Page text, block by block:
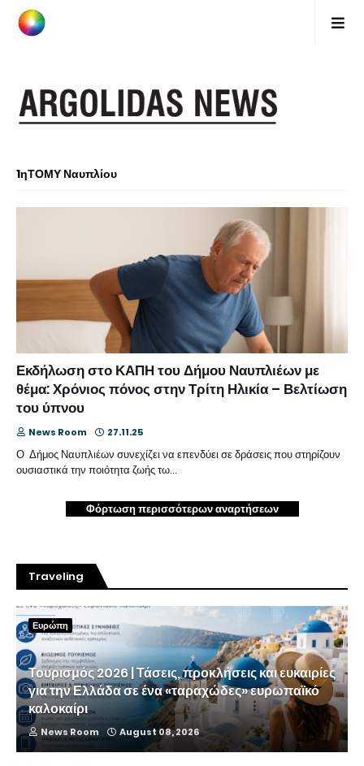
1ηΤΟΜΥ Ναυπλίου
Εκδήλωση στο ΚΑΠΗ του Δήμου Ναυπλιέων με
θέμα: Χρόνιος πόνος στην Τρίτη Ηλικία – Βελτίωση
του ύπνου
News Room 27.11.25
Ο Δήμος Ναυπλιέων συνεχίζει να επενδύει σε δράσεις που στηρίζουν
ουσιαστικά την ποιότητα ζωής τω…
Φόρτωση περισσότερων αναρτήσεων
Traveling
Ευρώπη
Τουρισμός 2026 | Τάσεις, προκλήσεις και ευκαιρίες
για την Ελλάδα σε ένα «ταραχώδες» ευρωπαϊκό
καλοκαίρι
News Room August 08, 2026